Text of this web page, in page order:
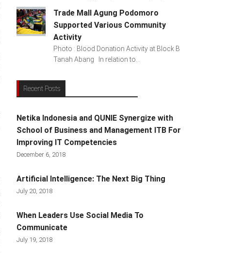
Trade Mall Agung Podomoro
Supported Various Community
Activity
Photo : Blood Donation Activity at Block B
Tanah Abang In relation to...
Recent Posts
Netika Indonesia and QUNIE Synergize with
School of Business and Management ITB For
Improving IT Competencies
December 6, 2018
Artificial Intelligence: The Next Big Thing
July 20, 2018
When Leaders Use Social Media To
Communicate
July 19, 2018